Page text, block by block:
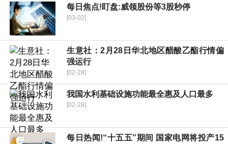
每日焦点!盯盘:威领股份等3股秒停
[03-02]
生意社：2月28日华北地区醋酸乙酯行情偏
强运行
[02-28]
我国水利基础设施功能最全惠及人口最多
[02-28]
每日热闻!“十五五”期间 国家电网将投产15